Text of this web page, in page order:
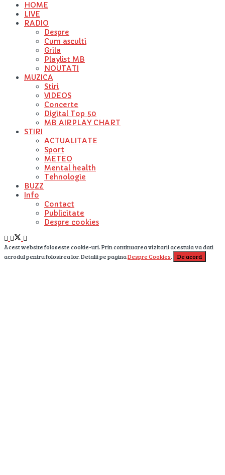
HOME
LIVE
RADIO
Despre
Cum asculti
Grila
Playlist MB
NOUTATI
MUZICA
Stiri
VIDEOS
Concerte
Digital Top 50
MB AIRPLAY CHART
STIRI
ACTUALITATE
Sport
METEO
Mental health
Tehnologie
BUZZ
Info
Contact
Publicitate
Despre cookies
Acest website foloseste cookie-uri. Prin continuarea vizitarii acestuia va dati
acrodul pentru folosirea lor. Detalii pe paginaDespre Cookies. De acord